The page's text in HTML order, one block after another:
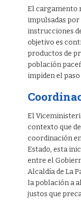
El cargamento
impulsadas
instrucciones
objetivo es
productos de
población
impiden el
El
contexto que
coordinación
Estado, esta
entre el
Alcaldía de La
la población a
justos que